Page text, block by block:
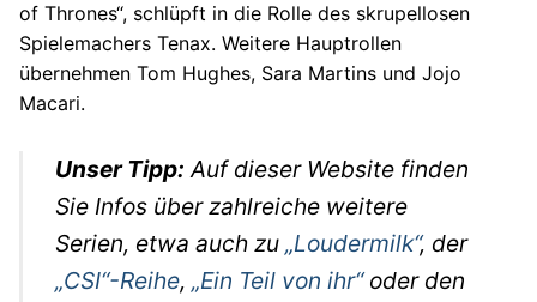
of Thrones“, schlüpft in die Rolle des skrupellosen
Spielemachers Tenax. Weitere Hauptrollen
übernehmen Tom Hughes, Sara Martins und Jojo
Macari.
Unser Tipp: Auf dieser Website finden
Sie Infos über zahlreiche weitere
Serien, etwa auch zu„Loudermilk“, der
„CSI“-Reihe,„Ein Teil von ihr“oder den